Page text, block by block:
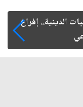
إلى المواطنة